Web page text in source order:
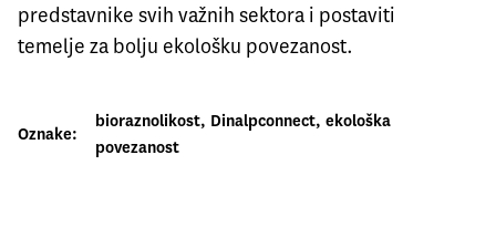
predstavnike svih važnih sektora i postaviti
temelje za bolju ekološku povezanost.
Oznake:
bioraznolikost, Dinalpconnect, ekološka
povezanost